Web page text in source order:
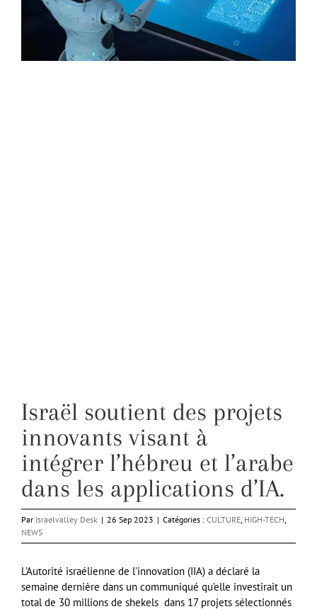
Israël soutient des projets
innovants visant à
intégrer l’hébreu et l’arabe
dans les applications d’IA.
Par Israelvalley Desk | 26 Sep 2023 | Catégories : CULTURE, HIGH-TECH,
NEWS
L’Autorité israélienne de l’innovation (IIA) a déclaré la
semaine dernière dans un communiqué qu’elle investirait un
total de 30 millions de shekels dans 17 projets sélectionnés